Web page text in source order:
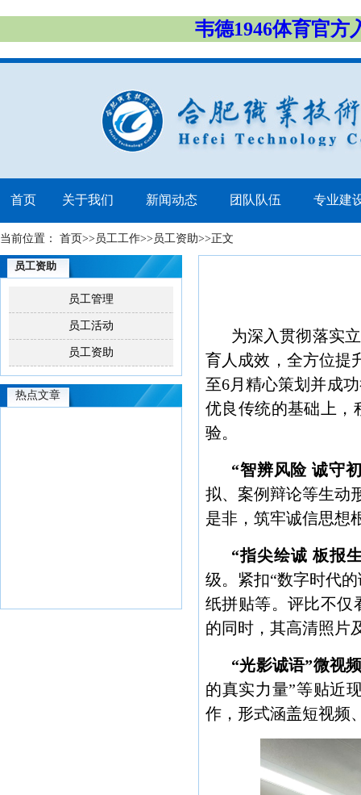
韦德1946体育官方
首页 关于我们 新闻动态 团队队伍 专业建
当前位置： 首页>> 员工工作>> 员工资助>>正文
员工资助
员工管理
员工活动
员工资助
热点文章
为深入贯彻落实
育人成效，全方位提
至6月精心策划并成
优良传统的基础上，
验。
“智辨风险 诚守
拟、案例辩论等生动
是非，筑牢诚信思想
“指尖绘诚 板报
级。紧扣“数字时代
纸拼贴等。评比不仅
的同时，其高清照片
“光影诚语”微视
的真实力量”等贴近
作，形式涵盖短视频